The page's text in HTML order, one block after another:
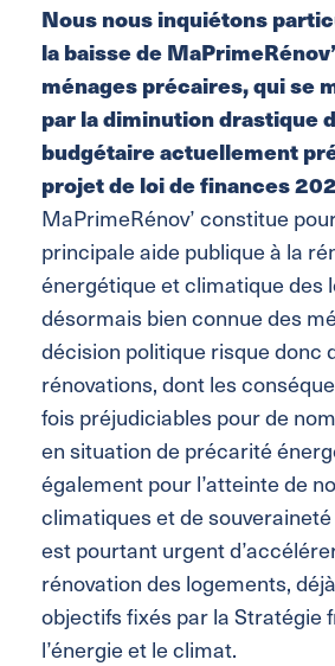
Nous nous inquiétons
la baisse de
ménages précaires, qui se
par la diminution drastique
budgétaire actuellement
projet de loi de finances
MaPrimeRénov’ constitue
principale aide publique à la
énergétique et climatique des
désormais bien connue des
décision politique risque donc
rénovations, dont les
fois préjudiciables pour de
en situation de précarité
également pour l’atteinte de
climatiques et de
est pourtant urgent
rénovation des logements,
objectifs fixés par la Stratégie
l’énergie et le climat.